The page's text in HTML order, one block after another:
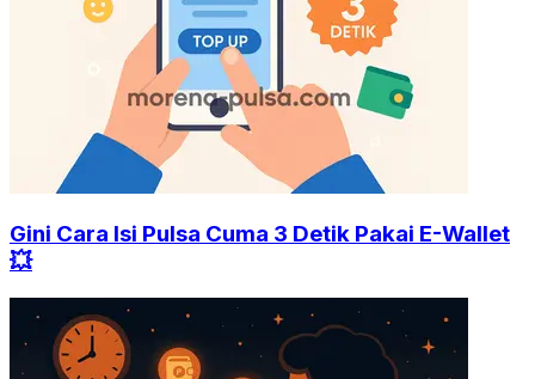
Gini Cara Isi Pulsa Cuma 3 Detik Pakai E-Wallet
💥